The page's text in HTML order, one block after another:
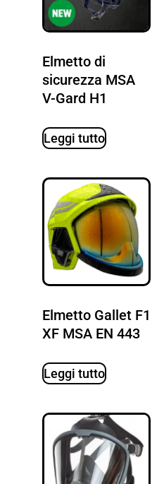
Elmetto di
sicurezza MSA
V-Gard H1
Leggi tutto
Elmetto Gallet F1
XF MSA EN 443
Leggi tutto